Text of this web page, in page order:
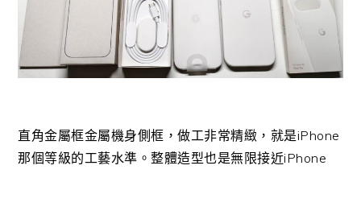
直角金屬框金屬機身側框，做工非常精緻，就是iPhone
那個等級的工藝水準。整體造型也是無限接近iPhone